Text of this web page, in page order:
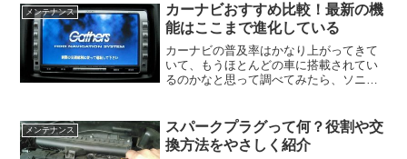
メンテナンス
カーナビおすすめ比較！最新の機
能はここまで進化している
カーナビの普及率はかなり上がってきて
いて、もうほとんどの車に搭載されてい
るのかなと思って調べてみたら、ソニー
と、思っていたほどには高くないようで
した。いやいや...
メンテナンス
スパークプラグって何？役割や交
換方法をやさしく紹介